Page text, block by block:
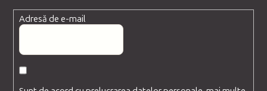
Adresă de e-mail